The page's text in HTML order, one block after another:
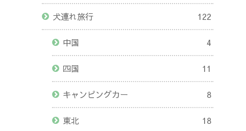
犬連れ旅行 122
中国 4
四国 11
キャンピングカー 8
東北 18